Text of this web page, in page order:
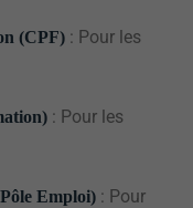
(CPF) : Pour les
: Pour les
Emploi) : Pour